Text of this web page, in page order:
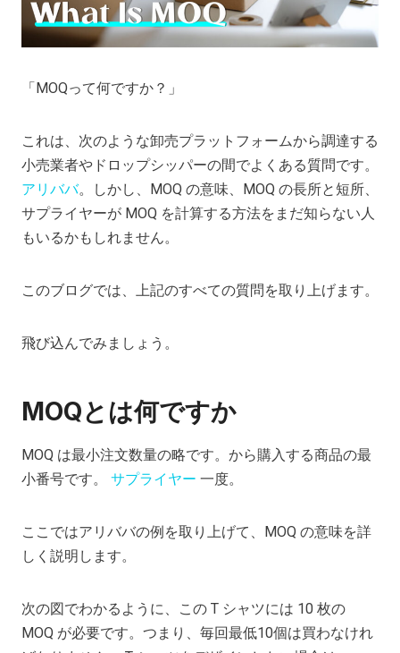
「MOQって何ですか？」
これは、次のような卸売プラットフォームから調達する
小売業者やドロップシッパーの間でよくある質問です。
アリババ。しかし、MOQ の意味、MOQ の長所と短所、
サプライヤーが MOQ を計算する方法をまだ知らない人
もいるかもしれません。
このブログでは、上記のすべての質問を取り上げます。
飛び込んでみましょう。
MOQとは何ですか
MOQ は最小注文数量の略です。から購入する商品の最
小番号です。 サプライヤー 一度。
ここではアリババの例を取り上げて、MOQ の意味を詳
しく説明します。
次の図でわかるように、この T シャツには 10 枚の
MOQ が必要です。つまり、毎回最低10個は買わなけれ